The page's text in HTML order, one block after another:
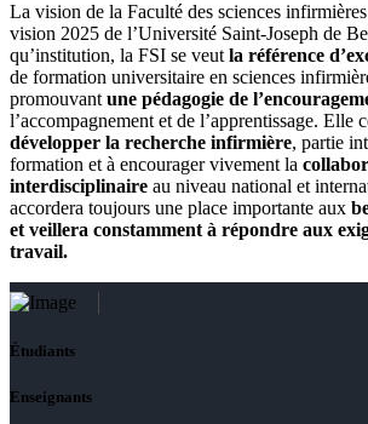
La vision de la Faculté des sciences
vision 2025 de l’Université Saint-Joseph de
qu’institution, la FSI se veutla référence
de formation universitaire en sciences
promouvantune pédagogie de
l’accompagnement et de l’apprentissage. Elle
développer la recherche infirmière, partie
formation et à encourager vivement la
interdisciplinaire au niveau national et
accordera toujours une place importante aux
et veillera constamment à répondre aux
travail.
Étudiants
Enseignants